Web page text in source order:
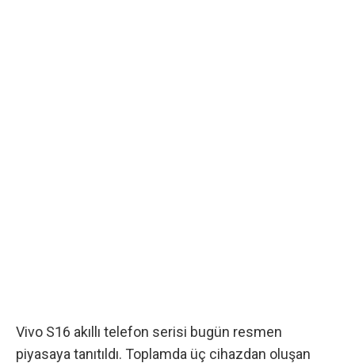
Vivo S16 akıllı telefon serisi bugün resmen
piyasaya tanıtıldı. Toplamda üç cihazdan oluşan